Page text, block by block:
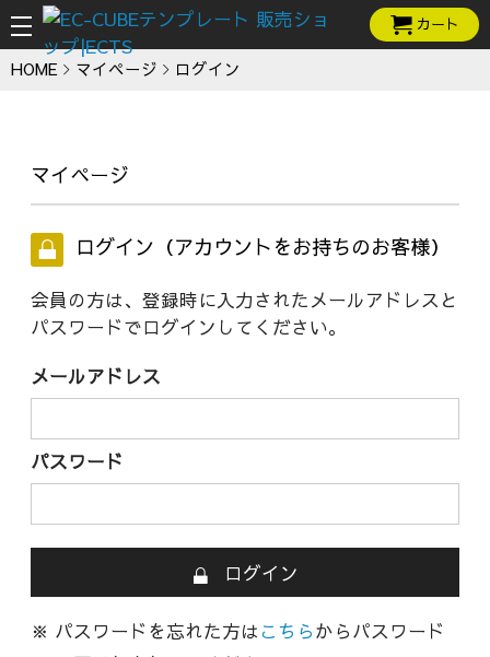
カート
HOME マイページ ログイン
マイページ
ログイン（アカウントをお持ちのお客様）
会員の方は、登録時に入力されたメールアドレスと
パスワードでログインしてください。
メールアドレス
パスワード
ログイン
パスワードを忘れた方はこちらからパスワード